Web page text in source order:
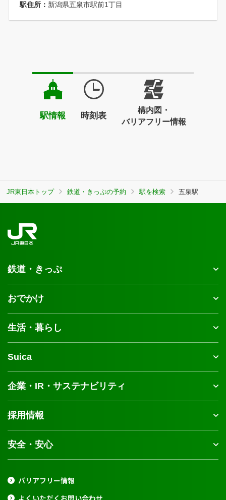
駅住所： 新潟県五泉市駅前1丁目
駅情報 時刻表
構内図・
バリアフリー情報
JR東日本トップ 鉄道・きっぷの予約 駅を検索 五泉駅
鉄道・きっぷ
おでかけ
生活・暮らし
Suica
企業・IR・サステナビリティ
採用情報
安全・安心
バリアフリー情報
よくいただくお問い合わせ